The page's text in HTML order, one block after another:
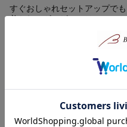
すぐおしゃれセットアップでも
着られるギャザーフリルカット
（税込）